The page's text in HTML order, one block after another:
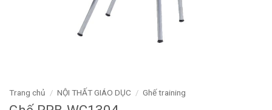
Trang chủ / NỘI THẤT GIÁO DỤC / Ghế training